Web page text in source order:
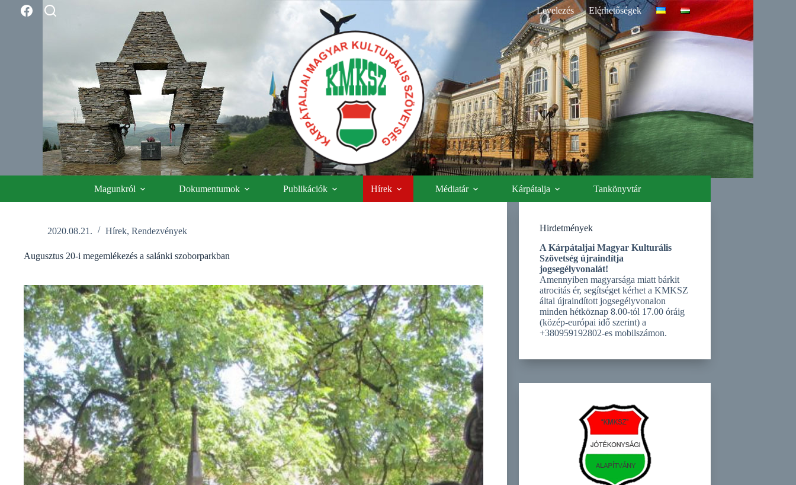
Levelezés Elérhetőségek
Magunkról Dokumentumok Publikációk Hírek Médiatár Kárpátalja Tankönyvtár
2020.08.21. Hírek, Rendezvények
Augusztus 20-i megemlékezés a salánki szoborparkban
Hirdetmények
A Kárpátaljai Magyar Kulturális
Szövetség újraindítja
jogsegélyvonalát!
Amennyiben magyarsága miatt bárkit
atrocitás ér, segítséget kérhet a KMKSZ
által újraindított jogsegélyvonalon
minden hétköznap 8.00-tól 17.00 óráig
(közép-európai idő szerint) a
+380959192802-es mobilszámon.